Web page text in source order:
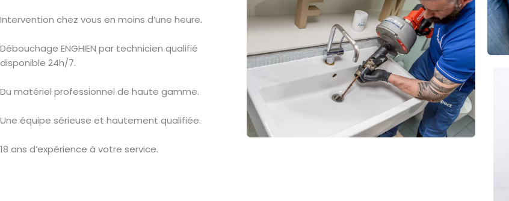
Intervention chez vous en moins d’une heure.
Débouchage ENGHIEN par technicien qualifié
disponible 24h/7.
Du matériel professionnel de haute gamme.
Une équipe sérieuse et hautement qualifiée.
18 ans d’expérience à votre service.